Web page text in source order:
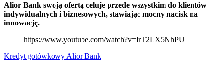
Alior Bank swoją ofertą celuje przede wszystkim do klientów
indywidualnych i biznesowych, stawiając mocny nacisk na
innowację.
https://www.youtube.com/watch?v=IrT2LX5NhPU
Kredyt gotówkowy Alior Bank